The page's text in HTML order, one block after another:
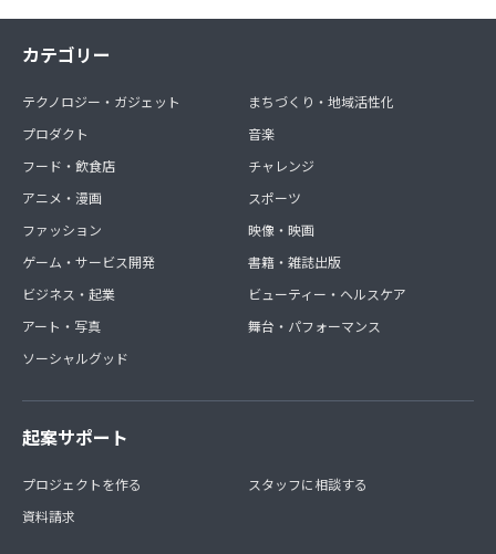
カテゴリー
テクノロジー・ガジェット
プロダクト
フード・飲食店
アニメ・漫画
ファッション
ゲーム・サービス開発
ビジネス・起業
アート・写真
ソーシャルグッド
まちづくり・地域活性化
音楽
チャレンジ
スポーツ
映像・映画
書籍・雑誌出版
ビューティー・ヘルスケア
舞台・パフォーマンス
起案サポート
プロジェクトを作る
資料請求
スタッフに相談する